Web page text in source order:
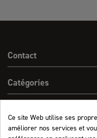
Contact
Catégories
Ce site Web utilise ses
améliorer nos services et